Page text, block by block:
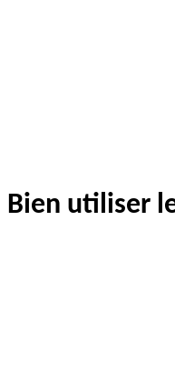
Bien utiliser